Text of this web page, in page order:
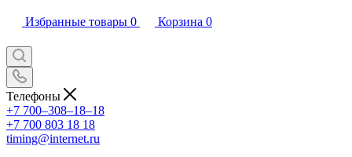
Избранные товары 0 Корзина 0
Телефоны
+7 700‒308‒18‒18
+7 700 803 18 18
timing@internet.ru